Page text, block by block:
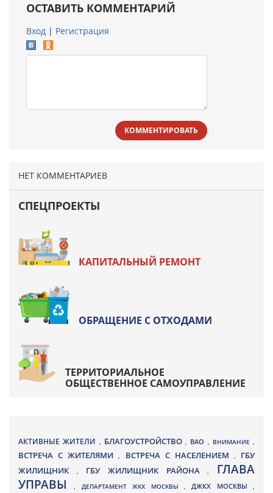
ОСТАВИТЬ КОММЕНТАРИЙ
Вход | Регистрация
КОММЕНТИРОВАТЬ
НЕТ КОММЕНТАРИЕВ
СПЕЦПРОЕКТЫ
КАПИТАЛЬНЫЙ РЕМОНТ
ОБРАЩЕНИЕ С ОТХОДАМИ
ТЕРРИТОРИАЛЬНОЕ
ОБЩЕСТВЕННОЕ САМОУПРАВЛЕНИЕ
АКТИВНЫЕ ЖИТЕЛИ , БЛАГОУСТРОЙСТВО , ВАО , ВНИМАНИЕ ,
ВСТРЕЧА С ЖИТЕЛЯМИ, ВСТРЕЧА С НАСЕЛЕНИЕМ , ГБУ
ЖИЛИЩНИК
, ГБУ ЖИЛИЩНИК РАЙОНА, ГЛАВА
УПРАВЫ, ДЕПАРТАМЕНТ ЖКХ МОСКВЫ ,ДЖКХ МОСКВЫ ,